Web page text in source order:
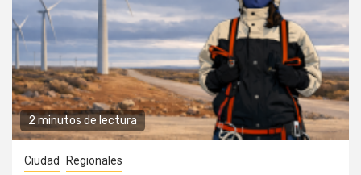
2 minutos de lectura
Ciudad Regionales